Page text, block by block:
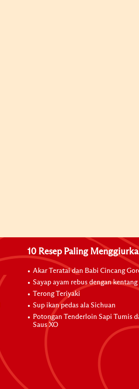
10 Resep Paling
Akar Teratai dan Babi Cincang
Sayap ayam rebus dengan kentang
Terong Teriyaki
Sup ikan pedas ala Sichuan
Potongan Tenderloin Sapi Tumis
Saus XO